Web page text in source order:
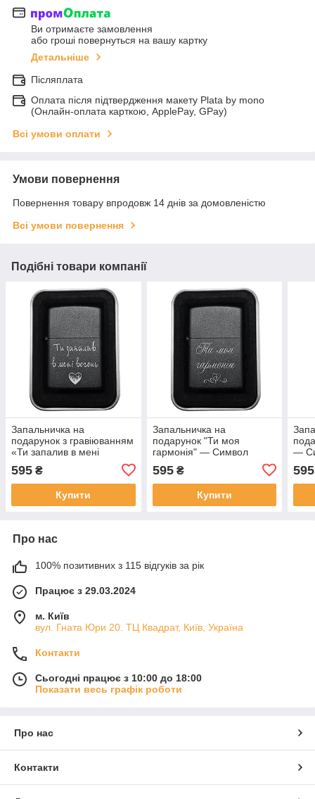
Ви отримаєте замовлення
або гроші повернуться на вашу картку
Детальніше
Післяплата
Оплата після підтвердження макету Plata by mono
(Онлайн-оплата карткою, ApplePay, GPay)
Всі умови оплати
Умови повернення
Повернення товару впродовж 14 днів за домовленістю
Всі умови повернення
Подібні товари компанії
Запальничка на
подарунок з гравіюванням
«Ти запалив в мені
пристрасті та тепла
595 ₴
Купити
Запальничка на
подарунок "Ти моя
гармонія" — Символ
595₴
Купити
—
595
Про нас
100% позитивних з 115 відгуків за рік
Працює з 29.03.2024
м. Київ
вул. Гната Юри 20. ТЦ Квадрат, Київ, Україна
Контакти
Сьогодні працює з 10:00 до 18:00
Показати весь графік роботи
Про нас
Контакти